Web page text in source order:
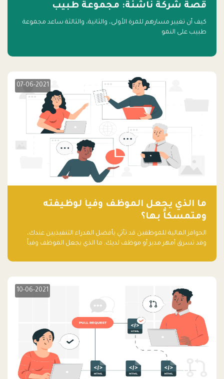
قصة شركة ناشئة: مجموعة طبيب
كيف أن تغيير مسارهم للمرة الأولى، والثانية، والثالثة ساعد مجموعة
طبيب على النمو
07-06-2021
ما الذي يجعل الموظف وفياً لوظيفته
ومتمسكاً بها؟
الحوافز المالية للموظفين قد تأتي بأفضل المدراء التنفيذيين عندك،
وقد تسرق أمهر مدير أو موظف لديك. ما الذي يجعل الموظف وفياً
10-06-2021